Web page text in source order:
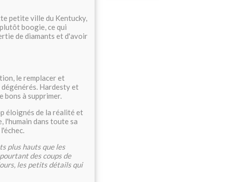
petite ville du Kentucky,
boogie, ce qui
de diamants et d'avoir
le remplacer et
Hardesty et
bons à supprimer.
éloignés de la réalité et
l'humain dans toute sa
plus hauts que les
des coups de
les petits détails qui